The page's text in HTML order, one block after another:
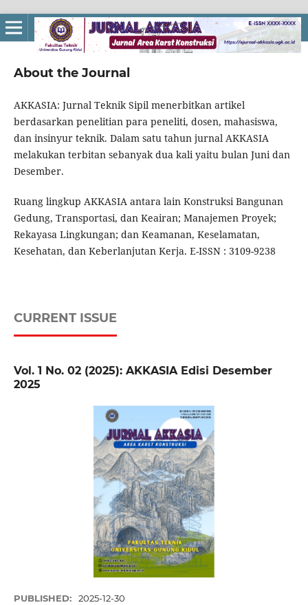
About the Journal
AKKASIA: Jurnal Teknik Sipil menerbitkan artikel
berdasarkan penelitian para peneliti, dosen, mahasiswa,
dan insinyur teknik. Dalam satu tahun jurnal AKKASIA
melakukan terbitan sebanyak dua kali yaitu bulan Juni dan
Desember.
Ruang lingkup AKKASIA antara lain Konstruksi Bangunan
Gedung, Transportasi, dan Keairan; Manajemen Proyek;
Rekayasa Lingkungan; dan Keamanan, Keselamatan,
Kesehatan, dan Keberlanjutan Kerja. E-ISSN : 3109-9238
CURRENT ISSUE
Vol. 1 No. 02 (2025): AKKASIA Edisi Desember
2025
PUBLISHED: 2025-12-30